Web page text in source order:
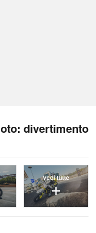
divertimento
vedi tutte